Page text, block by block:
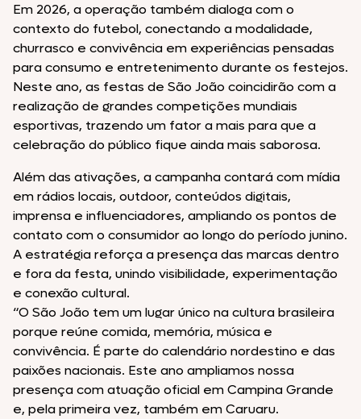
Em 2026, a operação também dialoga com o
contexto do futebol, conectando a modalidade,
churrasco e convivência em experiências pensadas
para consumo e entretenimento durante os festejos.
Neste ano, as festas de São João coincidirão com a
realização de grandes competições mundiais
esportivas, trazendo um fator a mais para que a
celebração do público fique ainda mais saborosa.
Além das ativações, a campanha contará com mídia
em rádios locais, outdoor, conteúdos digitais,
imprensa e influenciadores, ampliando os pontos de
contato com o consumidor ao longo do período junino.
A estratégia reforça a presença das marcas dentro
e fora da festa, unindo visibilidade, experimentação
e conexão cultural.
“O São João tem um lugar único na cultura brasileira
porque reúne comida, memória, música e
convivência. É parte do calendário nordestino e das
paixões nacionais. Este ano ampliamos nossa
presença com atuação oficial em Campina Grande
e, pela primeira vez, também em Caruaru.